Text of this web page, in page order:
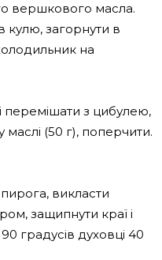
вершкового масла.
кулю, загорнути в
на
перемішати з цибулею,
(50 г), поперчити.
викласти
защипнути краї і
градусів духовці 40